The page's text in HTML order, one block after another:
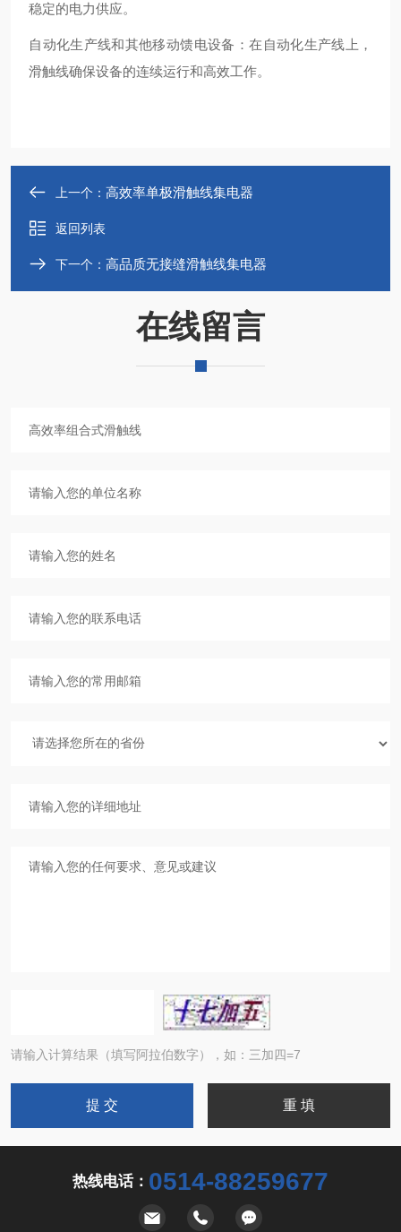
稳定的电力供应。
‌自动化生产线和其他移动馈电设备‌：在自动化生产线上，
滑触线确保设备的连续运行和高效工作。
上一个： 高效率单极滑触线集电器
返回列表
下一个： 高品质无接缝滑触线集电器
在线留言
请输入计算结果（填写阿拉伯数字），如：三加四=7
热线电话： 0514-88259677